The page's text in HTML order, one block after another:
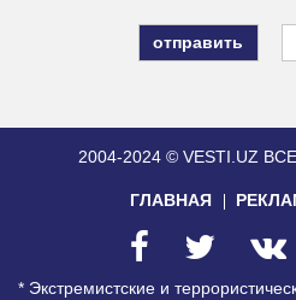
2004-2024 © VESTI.UZ
ГЛАВНАЯ
* Экстремистские и